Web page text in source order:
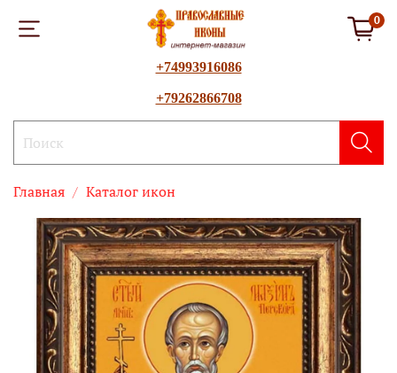
0
+74993916086
+79262866708
Главная Каталог икон